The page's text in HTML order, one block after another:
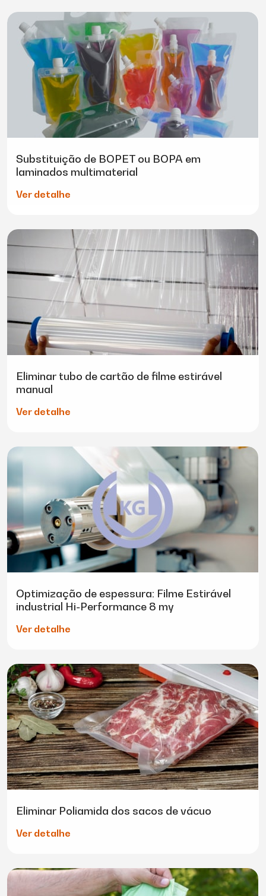
Substituição de BOPET ou BOPA em
laminados multimaterial
Ver detalhe
Eliminar tubo de cartão de filme estirável
manual
Ver detalhe
Optimização de espessura: Filme Estirável
industrial Hi-Performance 8 my
Ver detalhe
Eliminar Poliamida dos sacos de vácuo
Ver detalhe